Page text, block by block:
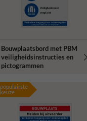
Bouwplaatsbord met PBM
veiligheidsinstructies en
pictogrammen
populairste
keuze